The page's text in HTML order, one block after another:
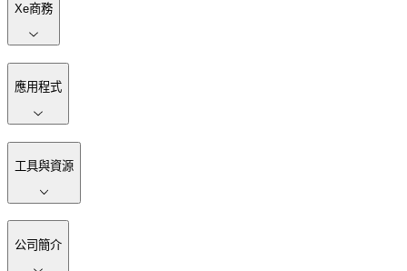
Xe商務
應用程式
工具與資源
公司簡介